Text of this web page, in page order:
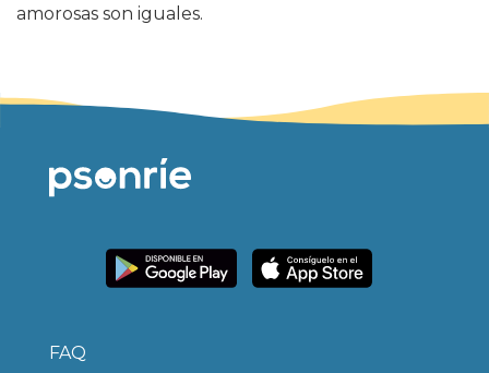
amorosas son iguales.
FAQ